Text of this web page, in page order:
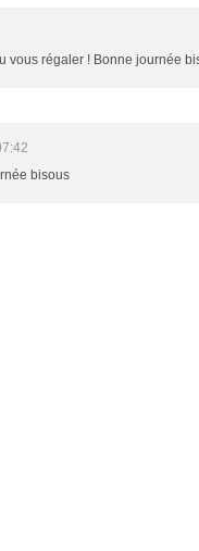
vous régaler ! Bonne journée
bisous